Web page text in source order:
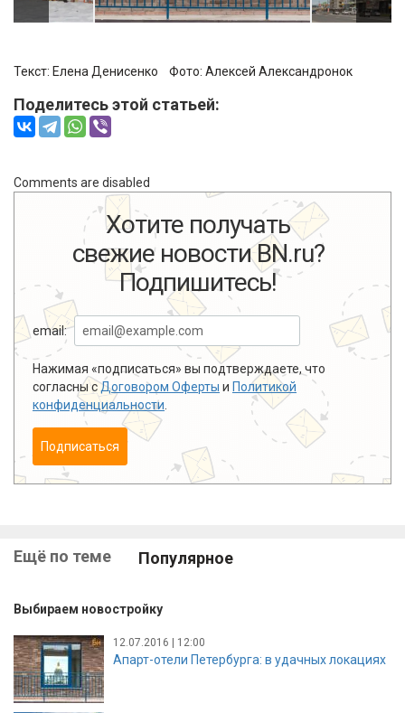
Текст: Елена Денисенко Фото: Алексей Александронок
Поделитесь этой статьей:
Comments are disabled
Хотите получать
свежие новости BN.ru?
Подпишитесь!
email:
Нажимая «подписаться» вы подтверждаете, что
согласны сДоговором Оферты и Политикой
конфиденциальности
Подписаться
Ещё по теме Популярное
Выбираем новостройку
12.07.2016 | 12:00
Апарт-отели Петербурга: в удачных локациях